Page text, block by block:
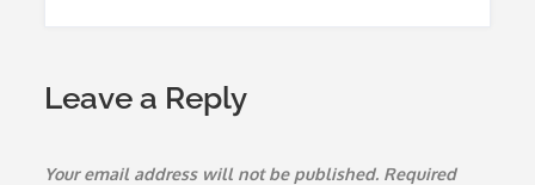
Leave a Reply
Your email address will not be published. Required